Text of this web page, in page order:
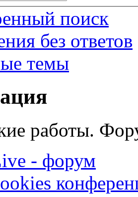
поиск
без ответов
темы
работы.
- форум